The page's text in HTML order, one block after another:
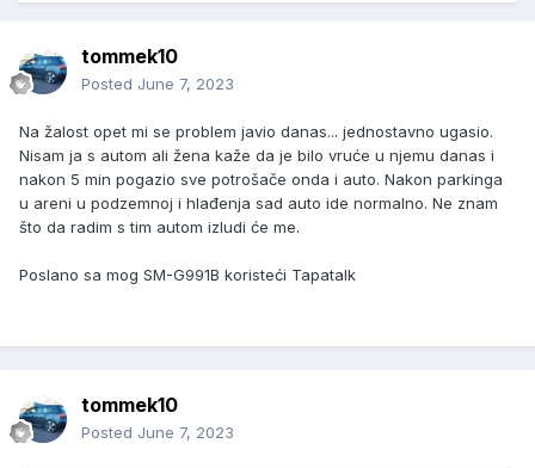
tommek10
Posted June 7, 2023
Na žalost opet mi se problem javio danas... jednostavno ugasio.
Nisam ja s autom ali žena kaže da je bilo vruće u njemu danas i
nakon 5 min pogazio sve potrošače onda i auto. Nakon parkinga
u areni u podzemnoj i hlađenja sad auto ide normalno. Ne znam
što da radim s tim autom izludi će me.
Poslano sa mog SM-G991B koristeći Tapatalk
tommek10
Posted June 7, 2023